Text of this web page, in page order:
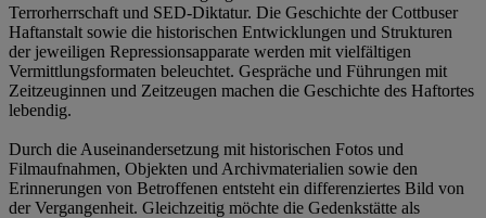
Terrorherrschaft und SED-Diktatur. Die Geschichte der Cottbuser
Haftanstalt sowie die historischen Entwicklungen und Strukturen
der jeweiligen Repressionsapparate werden mit vielfältigen
Vermittlungsformaten beleuchtet. Gespräche und Führungen mit
Zeitzeuginnen und Zeitzeugen machen die Geschichte des Haftortes
lebendig.
Durch die Auseinandersetzung mit historischen Fotos und
Filmaufnahmen, Objekten und Archivmaterialien sowie den
Erinnerungen von Betroffenen entsteht ein differenziertes Bild von
der Vergangenheit. Gleichzeitig möchte die Gedenkstätte als